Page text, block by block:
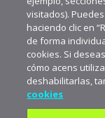
visitados).
haciendo clic en
de forma
cookies. Si
cómo acens
deshabilitarlas,
cookies